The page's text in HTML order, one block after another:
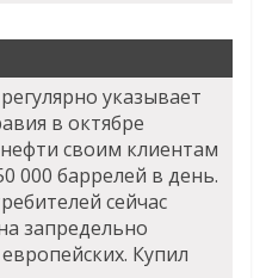
указывает
в октябре
своим клиентам
000 баррелей в день.
сейчас
запредельно
Купил